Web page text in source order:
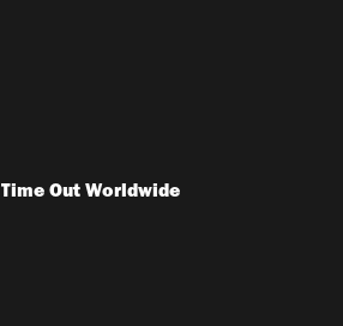
Time Out Worldwide